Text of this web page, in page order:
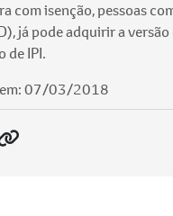
com isenção, pessoas
já pode adquirir a
de IPI.
07/03/2018